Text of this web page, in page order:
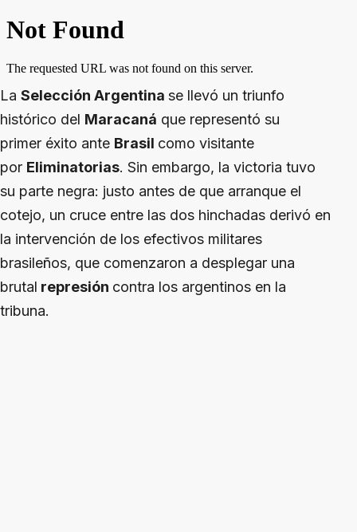
La Selección Argentina se llevó un triunfo
histórico del Maracaná que representó su
primer éxito ante Brasil como visitante
por Eliminatorias. Sin embargo, la victoria tuvo
su parte negra: justo antes de que arranque el
cotejo, un cruce entre las dos hinchadas derivó en
la intervención de los efectivos militares
brasileños, que comenzaron a desplegar una
brutal represión contra los argentinos en la
tribuna.